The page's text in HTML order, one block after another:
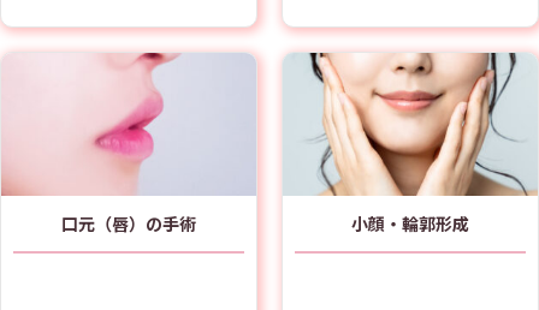
口元（唇）の手術 小顔・輪郭形成